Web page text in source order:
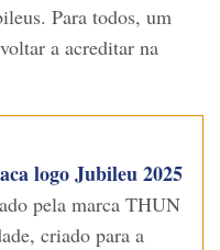
Para todos, um
a acreditar na
logo Jubileu 2025
pela marca THUN
criado para a